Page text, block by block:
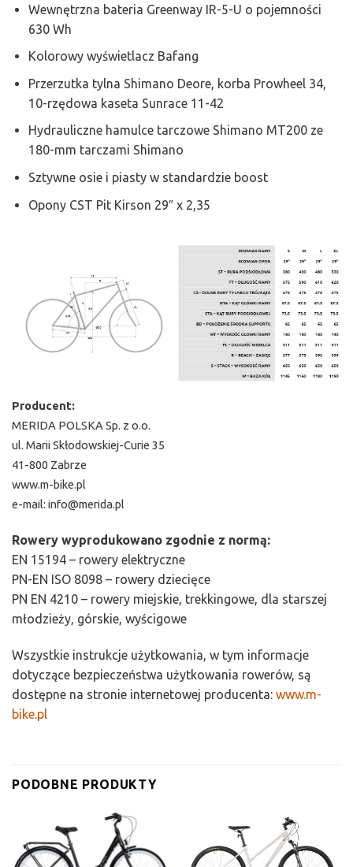
Wewnętrzna bateria Greenway IR-5-U o pojemności
630 Wh
Kolorowy wyświetlacz Bafang
Przerzutka tylna Shimano Deore, korba Prowheel 34,
10-rzędowa kaseta Sunrace 11-42
Hydrauliczne hamulce tarczowe Shimano MT200 ze
180-mm tarczami Shimano
Sztywne osie i piasty w standardzie boost
Opony CST Pit Kirson 29″ x 2,35
Producent:
MERIDA POLSKA Sp. z o.o.
ul. Marii Skłodowskiej-Curie 35
41-800 Zabrze
www.m-bike.pl
e-mail: info@merida.pl
Rowery wyprodukowano zgodnie z normą:
EN 15194 – rowery elektryczne
PN-EN ISO 8098 – rowery dziecięce
PN EN 4210 – rowery miejskie, trekkingowe, dla starszej
młodzieży, górskie, wyścigowe
Wszystkie instrukcje użytkowania, w tym informacje
dotyczące bezpieczeństwa użytkowania rowerów, są
dostępne na stronie internetowej producenta: www.m-
bike.pl
PODOBNE PRODUKTY